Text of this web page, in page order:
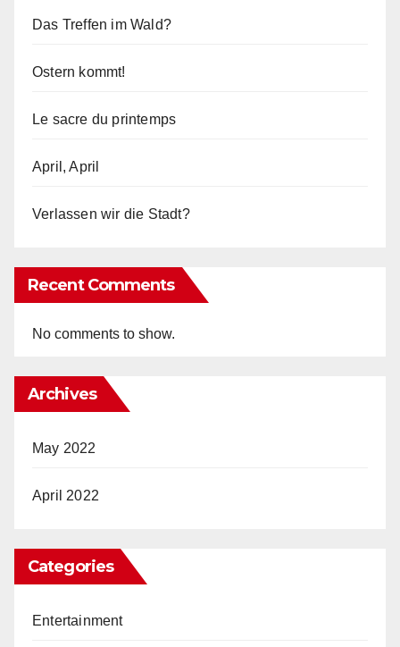
Das Treffen im Wald?
Ostern kommt!
Le sacre du printemps
April, April
Verlassen wir die Stadt?
Recent Comments
No comments to show.
Archives
May 2022
April 2022
Categories
Entertainment